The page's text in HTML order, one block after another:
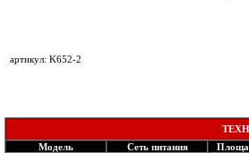
артикул: K652-2
Модель
Сеть питания